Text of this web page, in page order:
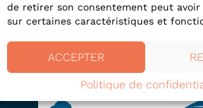
de retirer son consentement peut
sur certaines caractéristiques et
ACCEPTER
Politique de